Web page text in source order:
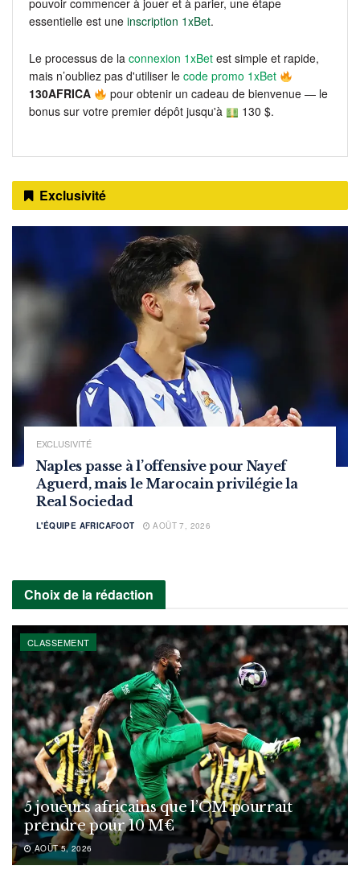
essentielle est une inscription 1xBet.
Le processus de la connexion 1xBet est simple et rapide,
mais n’oubliez pas d'utiliser le code promo 1xBet
130AFRICA
pour obtenir un cadeau de bienvenue — le
bonus sur votre premier dépôt jusqu'à
130 $.
Exclusivité
EXCLUSIVITÉ
Naples passe à l’offensive pour Nayef
Aguerd, mais le Marocain privilégie la
Real Sociedad
L'ÉQUIPE AFRICAFOOT AOÛT 7, 2026
Choix de la rédaction
CLASSEMENT
5 joueurs africains que l’OM pourrait
prendre pour 10 M€
AOÛT 5, 2026